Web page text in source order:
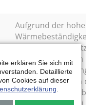
Aufgrund der hohen
Wärmebeständigkeit
sich Zahnradschutz
besonders für den
bei hoher
Leitungswärme. In
Linie also für
erklären Sie sich mit
Detaillierte
Cookies auf dieser